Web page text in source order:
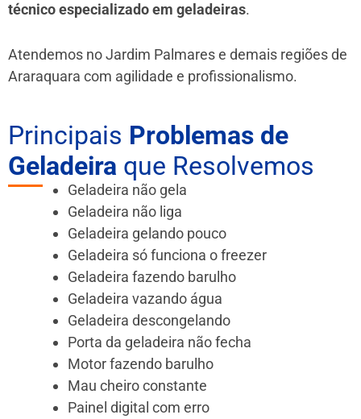
técnico especializado em geladeiras.
Atendemos no Jardim Palmares e demais regiões de
Araraquara com agilidade e profissionalismo.
Principais Problemas de
Geladeira que Resolvemos
Geladeira não gela
Geladeira não liga
Geladeira gelando pouco
Geladeira só funciona o freezer
Geladeira fazendo barulho
Geladeira vazando água
Geladeira descongelando
Porta da geladeira não fecha
Motor fazendo barulho
Mau cheiro constante
Painel digital com erro